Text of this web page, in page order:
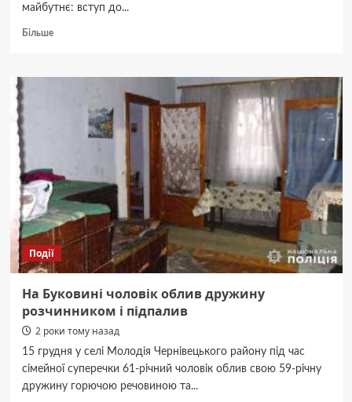
майбутнє: вступ до...
БільшеДокладніше
знайти
підготовки
НМТ
Події
На Буковині чоловік облив дружину
розчинником і підпалив
2 роки тому назад
15 грудня у селі Молодія Чернівецького району під час
сімейної суперечки 61-річний чоловік облив свою 59-річну
дружину горючою речовиною та...